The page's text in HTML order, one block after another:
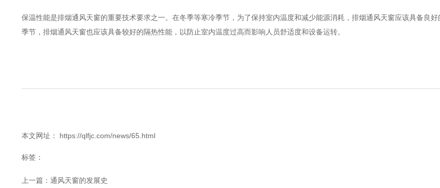
保温性能是排烟通风天窗的重要技术要求之一。在冬季等寒冷季节，为了保持室内温度和减少能源消耗，排烟通风天窗应该具备良
季节，排烟通风天窗也应该具备较好的隔热性能，以防止室内温度过高而影响人员舒适度和设备运转。
本文网址： https://qlfjc.com/news/65.html
标签：
上一篇： 通风天窗的发展史